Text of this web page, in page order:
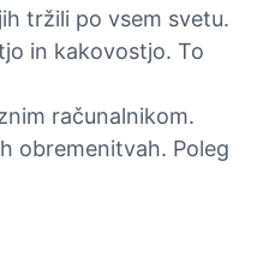
tržili po vsem svetu.
in kakovostjo. To
računalnikom.
obremenitvah. Poleg